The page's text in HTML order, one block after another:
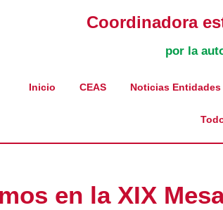
Coordinadora
por la
Inicio CEAS Noticias Entidades
en la XIX